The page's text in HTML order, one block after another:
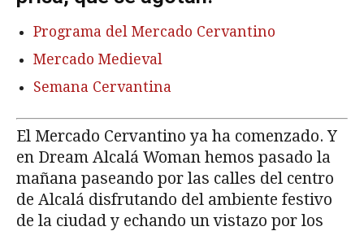
Programa del Mercado Cervantino
Mercado Medieval
Semana Cervantina
El Mercado Cervantino ya ha comenzado. Y
en Dream Alcalá Woman hemos pasado la
mañana paseando por las calles del centro
de Alcalá disfrutando del ambiente festivo
de la ciudad y echando un vistazo por los